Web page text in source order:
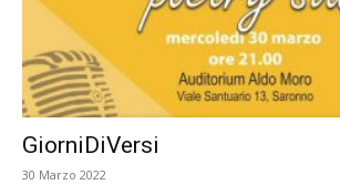
GiorniDiVersi
30 Marzo 2022